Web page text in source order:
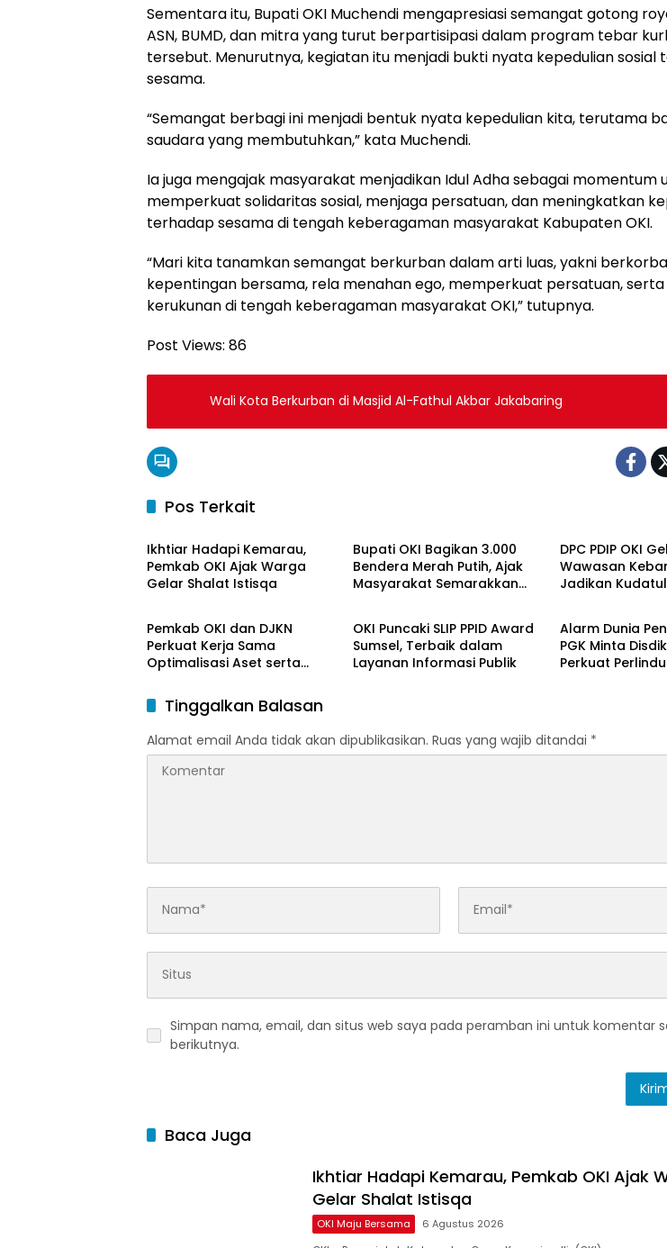
Sementara itu, Bupati OKI Muchendi mengapresiasi semangat gotong
ASN, BUMD, dan mitra yang turut berpartisipasi dalam program tebar
tersebut. Menurutnya, kegiatan itu menjadi bukti nyata kepedulian sosial
sesama.
“Semangat berbagi ini menjadi bentuk nyata kepedulian kita, terutama
saudara yang membutuhkan,” kata Muchendi.
Ia juga mengajak masyarakat menjadikan Idul Adha sebagai momentum
memperkuat solidaritas sosial, menjaga persatuan, dan meningkatkan
terhadap sesama di tengah keberagaman masyarakat Kabupaten OKI.
“Mari kita tanamkan semangat berkurban dalam arti luas, yakni
kepentingan bersama, rela menahan ego, memperkuat persatuan,
kerukunan di tengah keberagaman masyarakat OKI,” tutupnya.
Post Views: 86
Wali Kota Berkurban di Masjid Al-Fathul Akbar Jakabaring
Pos Terkait
OKI Maju Bersama
Ikhtiar Hadapi Kemarau,
Pemkab OKI Ajak Warga
Gelar Shalat Istisqa
Bupati OKI Bagikan 3.000
Bendera Merah Putih, Ajak
Masyarakat Semarakkan
DPC PDIP OKI
Wawasan
Jadikan
OKI Maju Bersama
Pemkab OKI dan DJKN
Perkuat Kerja Sama
Optimalisasi Aset serta
OKI Maju Bersama
OKI Puncaki SLIP PPID Award
Sumsel, Terbaik dalam
Layanan Informasi Publik
OKI Maju Bersama
Alarm Dunia
PGK Minta
Perkuat
Tinggalkan Balasan
Alamat email Anda tidak akan dipublikasikan. Ruas yang wajib ditandai *
Simpan nama, email, dan situs web saya pada peramban ini untuk komentar
berikutnya.
Baca Juga
Ikhtiar Hadapi Kemarau, Pemkab OKI Ajak
Gelar Shalat Istisqa
OKI Maju Bersama 6 Agustus 2026